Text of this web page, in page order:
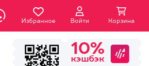
Избранное Войти Корзина
10%
кэшбэк